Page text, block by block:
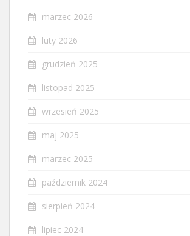
marzec 2026
luty 2026
grudzień 2025
listopad 2025
wrzesień 2025
maj 2025
marzec 2025
październik 2024
sierpień 2024
lipiec 2024